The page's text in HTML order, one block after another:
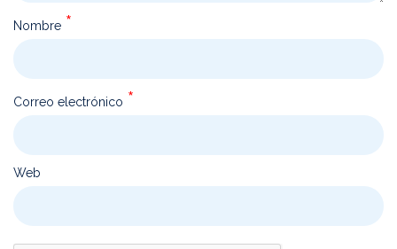
Nombre *
Correo electrónico *
Web